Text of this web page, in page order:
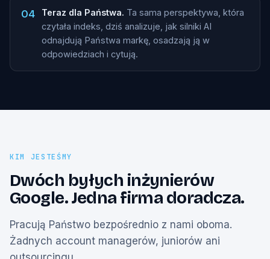
04 Teraz dla Państwa. Ta sama perspektywa, która
czytała indeks, dziś analizuje, jak silniki AI
odnajdują Państwa markę, osadzają ją w
odpowiedziach i cytują.
KIM JESTEŚMY
Dwóch byłych inżynierów
Google. Jedna firma doradcza.
Pracują Państwo bezpośrednio z nami oboma.
Żadnych account managerów, juniorów ani